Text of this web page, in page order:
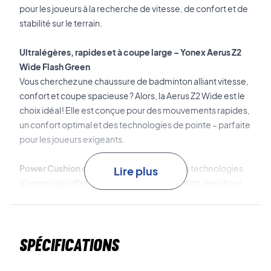
pour les joueurs à la recherche de vitesse, de confort et de
stabilité sur le terrain.
Ultralégères, rapides et à coupe large – Yonex Aerus Z2
Wide Flash Green
Vous cherchez une chaussure de badminton alliant vitesse,
confort et coupe spacieuse ? Alors, la Aerus Z2 Wide est le
choix idéal ! Elle est conçue pour des mouvements rapides,
un confort optimal et des technologies de pointe – parfaite
pour les joueurs exigeants.
Power Cushionet Power Cushion+ sont les technologies
d’amorti qui offrent une excellente absorption des chocs,
assure une excellente ventilation et un ajustement
Lire plus
Spécifications